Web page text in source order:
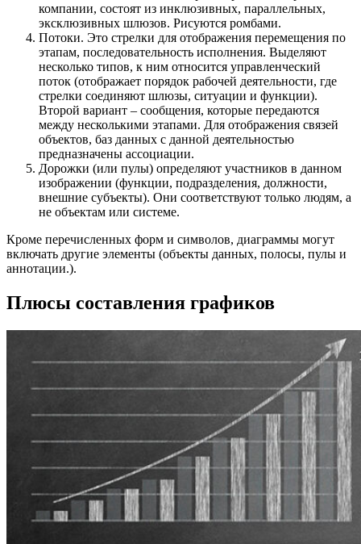
компании, состоят из инклюзивных, параллельных,
эксклюзивных шлюзов. Рисуются ромбами.
Потоки. Это стрелки для отображения перемещения по
этапам, последовательность исполнения. Выделяют
несколько типов, к ним относится управленческий
поток (отображает порядок рабочей деятельности, где
стрелки соединяют шлюзы, ситуации и функции).
Второй вариант – сообщения, которые передаются
между несколькими этапами. Для отображения связей
объектов, баз данных с данной деятельностью
предназначены ассоциации.
Дорожки (или пулы) определяют участников в данном
изображении (функции, подразделения, должности,
внешние субъекты). Они соответствуют только людям, а
не объектам или системе.
Кроме перечисленных форм и символов, диаграммы могут
включать другие элементы (объекты данных, полосы, пулы и
аннотации.).
Плюсы составления графиков